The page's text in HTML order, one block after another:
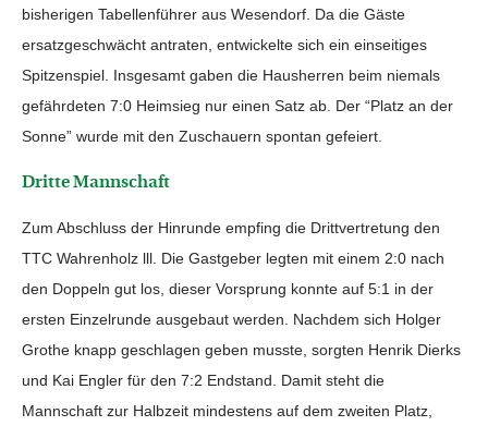
bisherigen Tabellenführer aus Wesendorf. Da die Gäste
ersatzgeschwächt antraten, entwickelte sich ein einseitiges
Spitzenspiel. Insgesamt gaben die Hausherren beim niemals
gefährdeten 7:0 Heimsieg nur einen Satz ab. Der “Platz an der
Sonne” wurde mit den Zuschauern spontan gefeiert.
Dritte Mannschaft
Zum Abschluss der Hinrunde empfing die Drittvertretung den
TTC Wahrenholz lll. Die Gastgeber legten mit einem 2:0 nach
den Doppeln gut los, dieser Vorsprung konnte auf 5:1 in der
ersten Einzelrunde ausgebaut werden. Nachdem sich Holger
Grothe knapp geschlagen geben musste, sorgten Henrik Dierks
und Kai Engler für den 7:2 Endstand. Damit steht die
Mannschaft zur Halbzeit mindestens auf dem zweiten Platz,